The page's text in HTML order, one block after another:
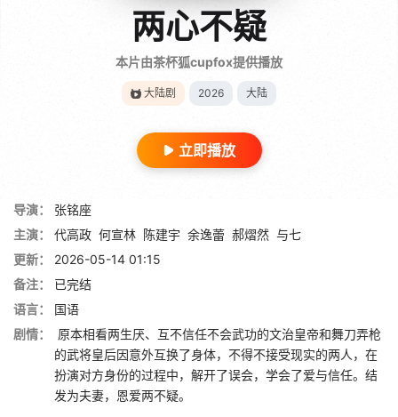
两心不疑
本片由茶杯狐cupfox提供播放
大陆剧 2026 大陆
立即播放
导演：
张铭座
主演：
代高政 何宣林 陈建宇 余逸蕾 郝熠然 与七
更新：
2026-05-14 01:15
备注：
已完结
语言：
国语
剧情：
原本相看两生厌、互不信任不会武功的文治皇帝和舞刀弄枪
的武将皇后因意外互换了身体，不得不接受现实的两人，在
扮演对方身份的过程中，解开了误会，学会了爱与信任。结
发为夫妻，恩爱两不疑。